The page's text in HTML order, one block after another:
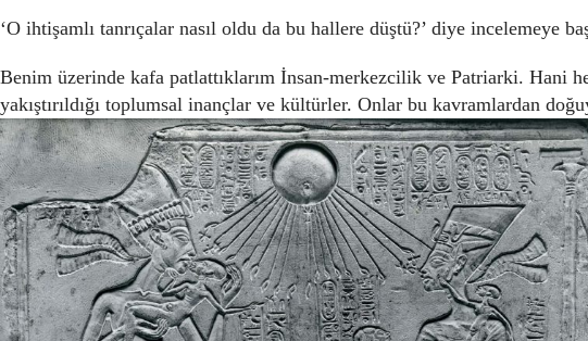
‘O ihtişamlı tanrıçalar nasıl oldu da bu hallere düştü?’ diye incelemeye
Benim üzerinde kafa patlattıklarım İnsan-merkezcilik ve Patriarki. Hani
yakıştırıldığı toplumsal inançlar ve kültürler. Onlar bu kavramlardan